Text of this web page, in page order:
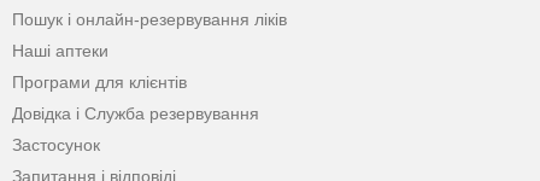
Пошук і онлайн-резервування ліків
Наші аптеки
Програми для клієнтів
Довідка і Служба резервування
Застосунок
Запитання і відповіді